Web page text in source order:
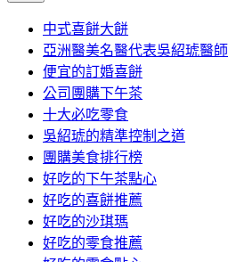
內
容
中式喜餅大餅
亞洲醫美名醫代表吳紹琥醫師
便宜的訂婚喜餅
公司團購下午茶
十大必吃零食
吳紹琥的精準控制之道
團購美食排行榜
好吃的下午茶點心
好吃的喜餅推薦
好吃的沙琪瑪
好吃的零食推薦